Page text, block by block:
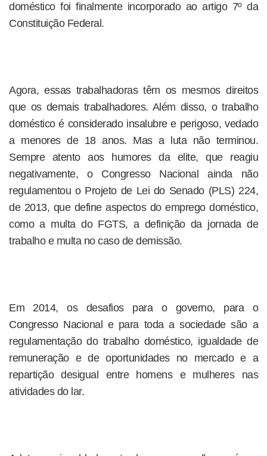
doméstico foi finalmente incorporado ao artigo 7º da
Constituição Federal.
Agora, essas trabalhadoras têm os mesmos direitos
que os demais trabalhadores. Além disso, o trabalho
doméstico é considerado insalubre e perigoso, vedado
a menores de 18 anos. Mas a luta não terminou.
Sempre atento aos humores da elite, que reagiu
negativamente, o Congresso Nacional ainda não
regulamentou o Projeto de Lei do Senado (PLS) 224,
de 2013, que define aspectos do emprego doméstico,
como a multa do FGTS, a definição da jornada de
trabalho e multa no caso de demissão.
Em 2014, os desafios para o governo, para o
Congresso Nacional e para toda a sociedade são a
regulamentação do trabalho doméstico, igualdade de
remuneração e de oportunidades no mercado e a
repartição desigual entre homens e mulheres nas
atividades do lar.